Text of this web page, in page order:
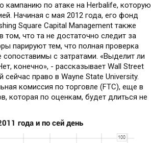
кампанию по атаке на Herbalife, которую
Начиная с мая 2012 года, его фонд
Square Capital Management также
что та не достаточно следит за
парируют тем, что полная проверка
с затратами. «Выделит ли
конечно», - рассказывает Wall Street
право в Wayne State University.
комиссия по торговле (FTC), еще в
которая по оценкам, будет длиться не
года и по сей день